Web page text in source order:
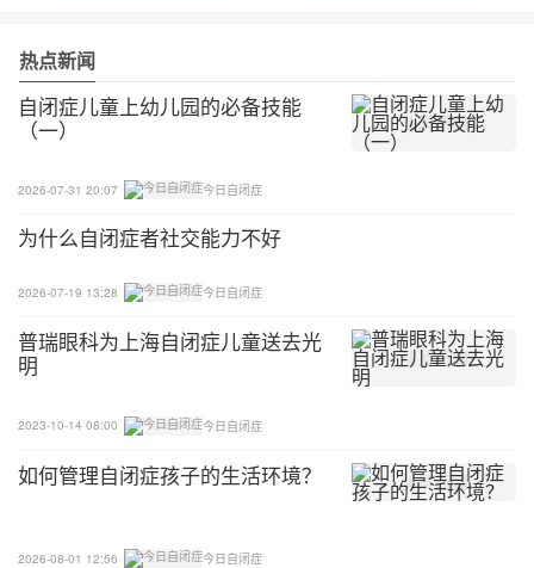
行动的时候，有不太受阻碍的现象，所以对这个孩子
能很灵巧的让他继续固执行动，并多制造些机会给
他，对孩子来说，就已是得到最好的奖品。
如果对图画书上所画的东西，能说出其一或写一个数
字，则以奖品做为基础，来形成新的行动。假定是持
你就加入牠的旋转行动中，而在这个情况下，改变孩
子的情况就变得容易多了。
以固执行动为基础，来谋求理想的行动
例如：对数字会固执时，光是会念、会写，对于[数
字的学习]只是能做的一部分。此外，对数唱和物的
[数字]让他实际使用，则是必须学会的行动。这些行
热点新闻
自闭症儿童上幼儿园的必备技能
（一）
2026-07-31 20:07 今日自闭症
为什么自闭症者社交能力不好
2026-07-19 13:28 今日自闭症
普瑞眼科为上海自闭症儿童送去光
明
2023-10-14 08:00 今日自闭症
如何管理自闭症孩子的生活环境？
2026-08-01 12:56 今日自闭症